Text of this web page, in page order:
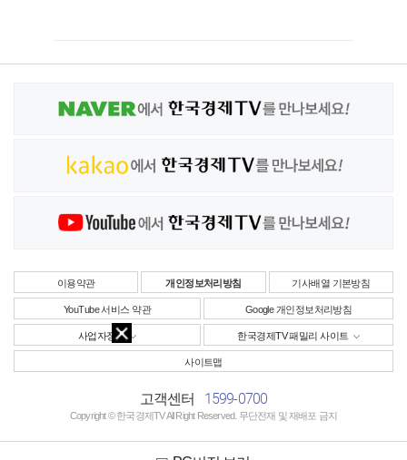
이용약관 개인정보처리방침 기사배열 기본방침
YouTube 서비스 약관 Google 개인정보처리방침
사업자정보 한국경제TV 패밀리 사이트
사이트맵
고객센터 1599-0700
Copyright © 한국경제TV All Right Reserved. 무단전재 및 재배포 금지